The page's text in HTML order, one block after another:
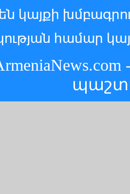
կայքի
համար